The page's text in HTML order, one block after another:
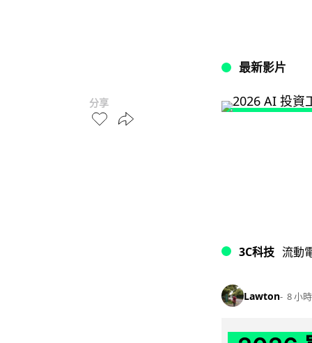
分享
最新影片
3C科技 流動
Lawton 8 小時